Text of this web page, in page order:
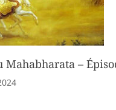
Mahabharata –